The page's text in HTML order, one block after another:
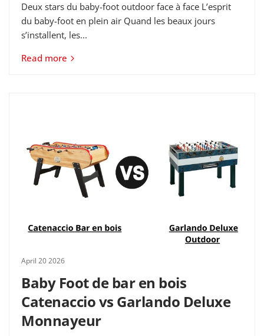
Deux stars du baby-foot outdoor face à face L’esprit
du baby-foot en plein air Quand les beaux jours
s’installent, les...
Read more
April 20 2026
Baby Foot de bar en bois
Catenaccio vs Garlando Deluxe
Monnayeur